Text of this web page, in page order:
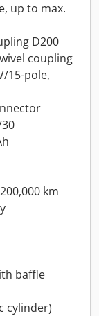
up to max.
D200
coupling
15-pole,
km
baffle
cylinder)